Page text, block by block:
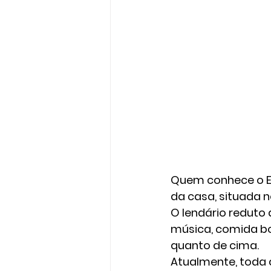
Quem conhece o
da casa, situada
O lendário
música, comida
quanto de cima.
Atualmente, toda